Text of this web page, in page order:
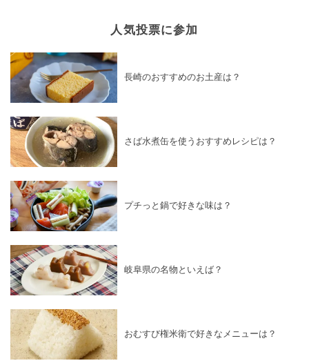
人気投票に参加
長崎のおすすめのお土産は？
さば水煮缶を使うおすすめレシピは？
プチっと鍋で好きな味は？
岐阜県の名物といえば？
おむすび権米衛で好きなメニューは？